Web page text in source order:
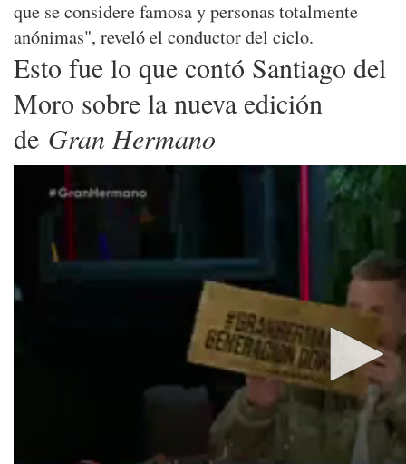
que se considere famosa y personas totalmente
anónimas", reveló el conductor del ciclo.
Esto fue lo que contó Santiago del
Moro sobre la nueva edición
de Gran Hermano